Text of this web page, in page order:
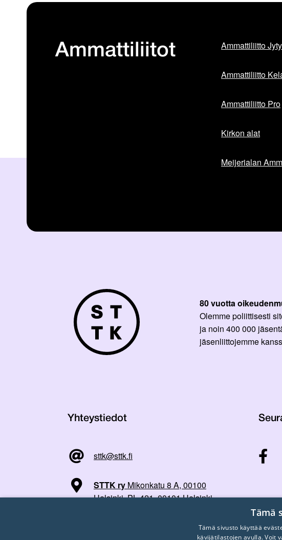
Ammattiliitot Ammattiliitto Jyty
Ammattiliitto
Ammattiliitto Pro
Kirkon alat
Meijerialan
80 vuotta
Olemme poliittisesti
ja noin 400 000
jäsenliittojemme
Yhteystiedot
sttk@sttk.fi
STTK ry Mikonkatu 8 A, 00100
Helsinki, PL 421, 00101 Helsinki
Tämä
Tämä sivusto käyttää
kävijätilastojen avulla. Voit